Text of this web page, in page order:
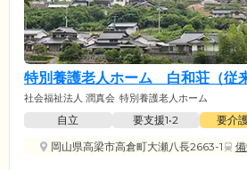
特別養護老人ホーム 白和荘（従
社会福祉法人 潤真会 特別養護老人ホーム
自立 要支援1•2 要介
岡山県高梁市高倉町大瀬八長2663-1